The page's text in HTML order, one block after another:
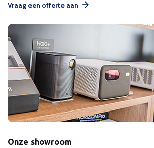
Vraag een offerte aan
Onze showroom